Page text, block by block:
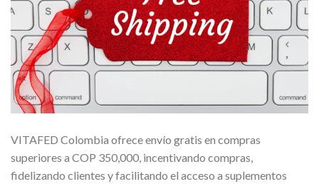
VITAFED Colombia ofrece envío gratis en compras
superiores a COP 350,000, incentivando compras,
fidelizando clientes y facilitando el acceso a suplementos